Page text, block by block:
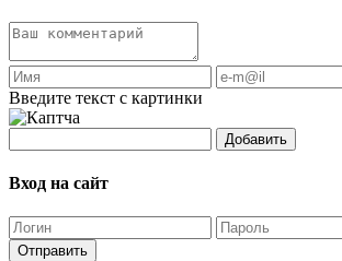
Введите текст с картинки
Добавить
Вход на сайт
Отправить